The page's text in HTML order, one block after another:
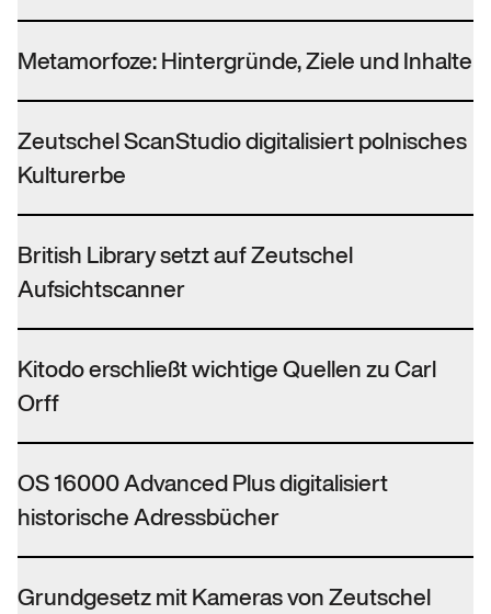
Metamorfoze: Hintergründe, Ziele und Inhalte
Zeutschel ScanStudio digitalisiert polnisches
Kulturerbe
British Library setzt auf Zeutschel
Aufsichtscanner
Kitodo erschließt wichtige Quellen zu Carl
Orff
OS 16000 Advanced Plus digitalisiert
historische Adressbücher
Grundgesetz mit Kameras von Zeutschel